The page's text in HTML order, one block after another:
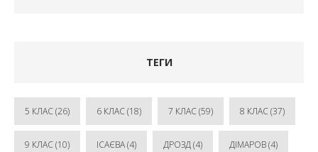
ТЕГИ
5 КЛАС(26) 6 КЛАС(18) 7 КЛАС(59) 8 КЛАС(37)
9 КЛАС(10) ІСАЄВА(4) ДРОЗД(4) ДІМАРОВ(4)